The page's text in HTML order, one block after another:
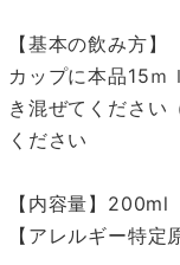
【基本の飲み方】
カップに本品15ｍ
き混ぜてください
ください
【内容量】200ml
【アレルギー特定